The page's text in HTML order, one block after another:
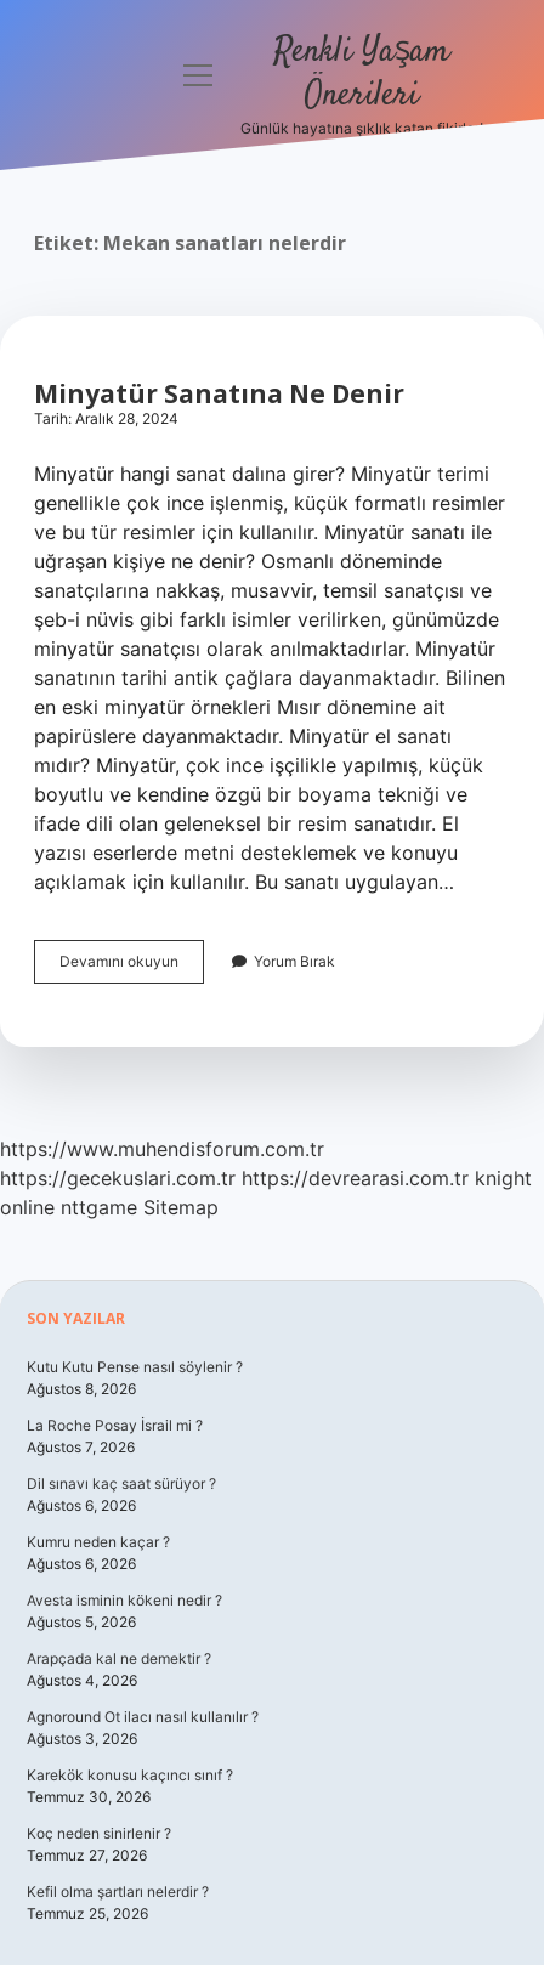
Politikası
menüyü
Renkli Yaşam
Önerileri
Günlük hayatına şıklık katan fikirler!
Etiket: Mekan sanatları nelerdir
Minyatür Sanatına Ne Denir
Tarih: Aralık 28, 2024
Minyatür hangi sanat dalına girer? Minyatür terimi
genellikle çok ince işlenmiş, küçük formatlı resimler
ve bu tür resimler için kullanılır. Minyatür sanatı ile
uğraşan kişiye ne denir? Osmanlı döneminde
sanatçılarına nakkaş, musavvir, temsil sanatçısı ve
şeb-i nüvis gibi farklı isimler verilirken, günümüzde
minyatür sanatçısı olarak anılmaktadırlar. Minyatür
sanatının tarihi antik çağlara dayanmaktadır. Bilinen
en eski minyatür örnekleri Mısır dönemine ait
papirüslere dayanmaktadır. Minyatür el sanatı
mıdır? Minyatür, çok ince işçilikle yapılmış, küçük
boyutlu ve kendine özgü bir boyama tekniği ve
ifade dili olan geleneksel bir resim sanatıdır. El
yazısı eserlerde metni desteklemek ve konuyu
açıklamak için kullanılır. Bu sanatı uygulayan…
Devamını okuyun Minyatür
Sanatına
Yorum Bırak
https://www.muhendisforum.com.tr
https://gecekuslari.com.tr https://devrearasi.com.tr knight
online nttgame Sitemap
Sidebar
SON YAZILAR
Kutu Kutu Pense nasıl söylenir ?
Ağustos 8, 2026
La Roche Posay İsrail mi ?
Ağustos 7, 2026
Dil sınavı kaç saat sürüyor ?
Ağustos 6, 2026
Kumru neden kaçar ?
Ağustos 6, 2026
Avesta isminin kökeni nedir ?
Ağustos 5, 2026
Arapçada kal ne demektir ?
Ağustos 4, 2026
Agnoround Ot ilacı nasıl kullanılır ?
Ağustos 3, 2026
Karekök konusu kaçıncı sınıf ?
Temmuz 30, 2026
Koç neden sinirlenir ?
Temmuz 27, 2026
Kefil olma şartları nelerdir ?
Temmuz 25, 2026